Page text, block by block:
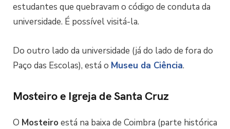
estudantes que quebravam o código de conduta da
universidade. É possível visitá-la.
Do outro lado da universidade (já do lado de fora do
Paço das Escolas), está o Museu da Ciência.
Mosteiro e Igreja de Santa Cruz
O Mosteiro está na baixa de Coimbra (parte histórica